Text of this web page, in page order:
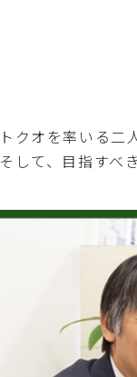
トクオを率いる二
そして、目指すべ